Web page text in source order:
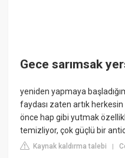
Gece sarımsak
yeniden yapmaya
faydası zaten artık
önce hap gibi yutmak
temizliyor, çok güçlü bir
Kaynak kaldırma talebi |